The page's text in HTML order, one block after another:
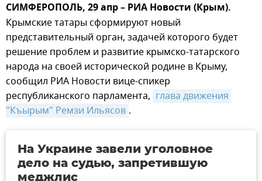
СИМФЕРОПОЛЬ, 29 апр – РИА Новости (Крым).
Крымские татары сформируют новый
представительный орган, задачей которого будет
решение проблем и развитие крымско-татарского
народа на своей исторической родине в Крыму,
сообщил РИА Новости вице-спикер
республиканского парламента, глава движения
"Къырым" Ремзи Ильясов .
На Украине завели уголовное
дело на судью, запретившую
меджлис